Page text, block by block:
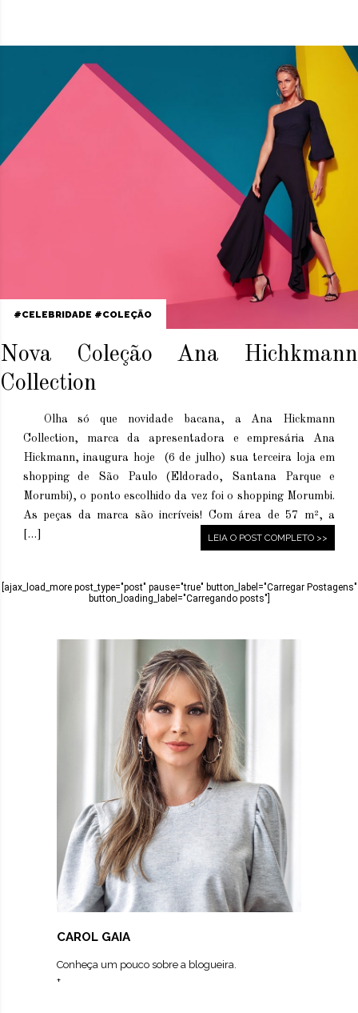
CELEBRIDADE COLEÇÃO
Nova Coleção Ana Hichkmann
Collection
Olha só que novidade bacana, a Ana Hickmann
Collection, marca da apresentadora e empresária Ana
Hickmann, inaugura hoje (6 de julho) sua terceira loja em
shopping de São Paulo (Eldorado, Santana Parque e
Morumbi), o ponto escolhido da vez foi o shopping Morumbi.
As peças da marca são incríveis! Com área de 57 m², a
[…]
LEIA O POST COMPLETO >>
[ajax_load_more post_type="post" pause="true" button_label="Carregar Postagens"
button_loading_label="Carregando posts"]
CAROL GAIA
Conheça um pouco sobre a blogueira.
+